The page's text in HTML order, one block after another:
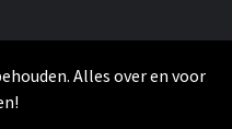
Alles over en voor